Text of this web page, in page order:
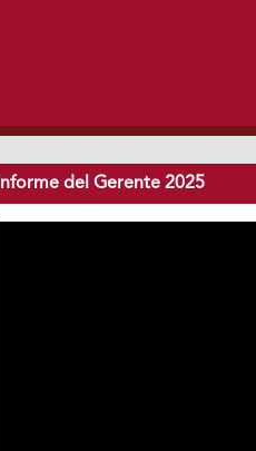
Informe del Gerente 2025